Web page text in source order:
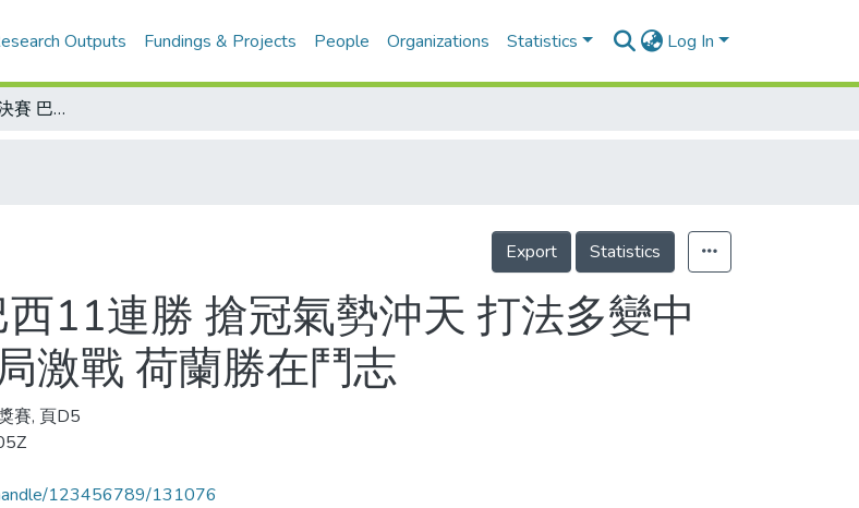
Outputs Fundings & Projects People Organizations Statistics Log In
世界女排大獎賽總決賽 巴西11連勝 搶冠氣勢沖天 打法多變中國教練心服 荷蘭對德國5局激戰 荷蘭勝在鬥志
Export Statistics
11連勝 搶冠氣勢沖天 打法多變中
激戰 荷蘭勝在鬥志
賽, 頁D5
123456789/131076